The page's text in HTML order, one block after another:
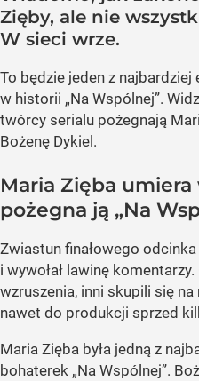
Zięby, ale nie
W sieci wrze.
To będzie jeden z
w historii „Na Wspólnej”.
twórcy serialu pożegnają
Bożenę Dykiel.
Maria Zięba umiera
pożegna ją „Na
Zwiastun finałowego
i wywołał lawinę
wzruszenia, inni skupili się
nawet do produkcji sprzed
Maria Zięba była jedną z
bohaterek „Na Wspólnej”.